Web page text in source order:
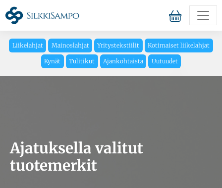
Liikelahjat Mainoslahjat Yritystekstiilit Kotimaiset liikelahjat
Kynät Tulitikut Ajankohtaista Uutuudet
Ajatuksella valitut
tuotemerkit